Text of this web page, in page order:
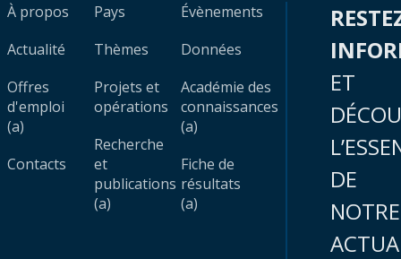
À propos
Actualité
Offres
d'emploi
(a)
Contacts
Pays
Thèmes
Projets et
opérations
Recherche
et
publications
(a)
Évènements
Données
Académie des
connaissances
(a)
Fiche de
résultats
(a)
ET
DE
NOTRE